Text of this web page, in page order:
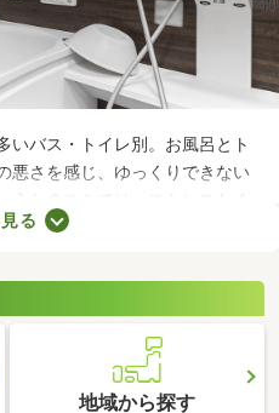
いバス・トイレ別。お風呂とト
悪さを感じ、ゆっくりできない
うか？ここでは、ストレスなく
物件を紹介します。バス・トイ
る
地域から探す